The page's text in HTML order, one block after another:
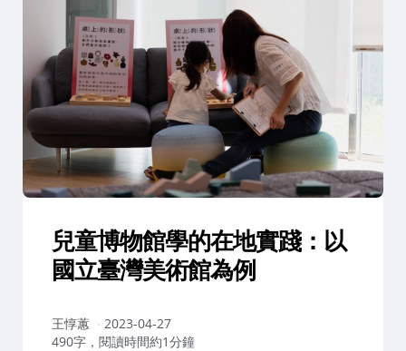
兒童博物館學的在地實踐：以
國立臺灣美術館為例
作
者：
王惇蕙
2023-04-27
490字，閱讀時間約1分鐘